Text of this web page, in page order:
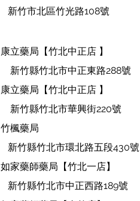
新竹市北區竹光路108號
​康立藥局 【竹北中正店 】
新竹縣竹北市中正東路288號
​康立藥局 【竹北中正店 】
新竹縣竹北市華興街220號
竹楓藥局
新竹縣竹北市環北路五段430號
如家藥師藥局【竹北一店】
新竹縣竹北市中正西路189號